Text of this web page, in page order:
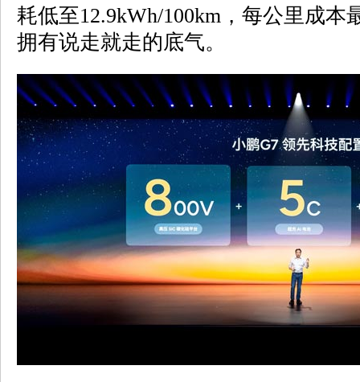
耗低至12.9kWh/100km，每公里成本
拥有说走就走的底气。